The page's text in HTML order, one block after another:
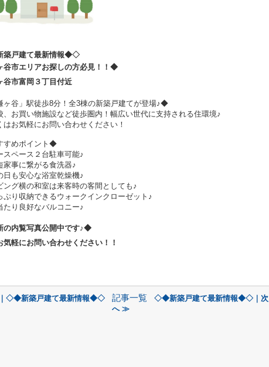
戸建て最新情報◆◇
市エリアお探しの方必見！！◆
市富岡３丁目付近
谷」駅徒歩8分！全3棟の新築戸建てが登場♪◆
、お買い物施設など徒歩圏内！幅広い世代に支持される住環境♪
はお気軽にお問い合わせください！
すめポイント◆
スペース２台駐車可能♪
家事に繋がる食洗器♪
日も安心な浴室乾燥機♪
ング横の和室は来客時の客間としても♪
ぷり収納できるウォークインクローゼット♪
たり良好なバルコニー♪
内覧写真公開中です♪◆
気軽にお問い合わせください！！
◇◆新築戸建て最新情報◆◇ 記事一覧
◇◆新築戸建て最新情報◆◇｜次
へ ≫